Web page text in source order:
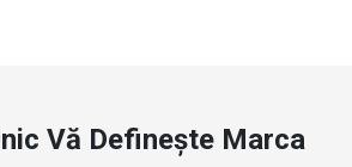
Vă Definește Marca